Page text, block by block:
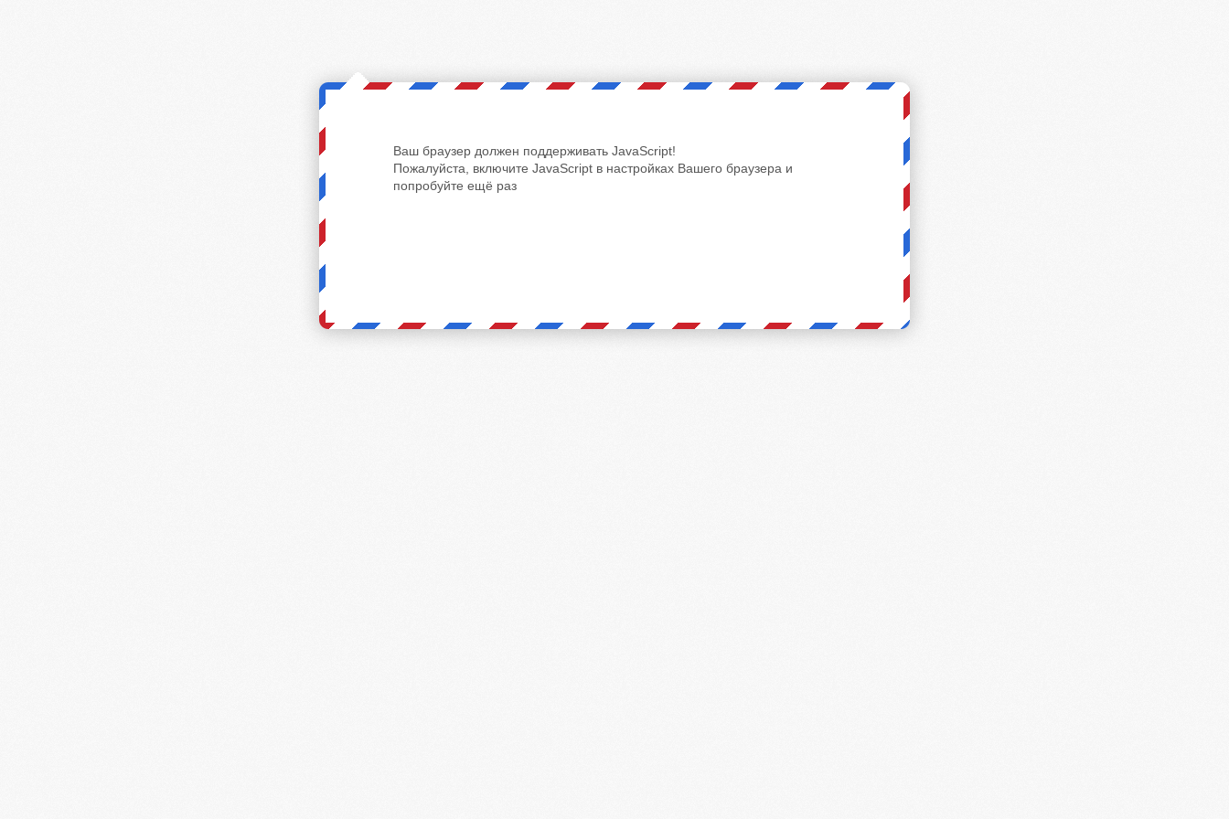
Ваш браузер должен поддерживать JavaScript!
Пожалуйста, включите JavaScript в настройках Вашего браузера и
попробуйте ещё раз